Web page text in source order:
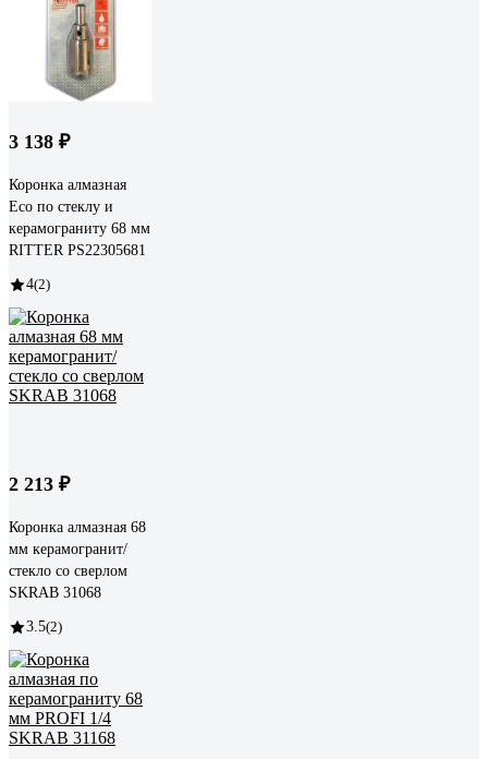
3 138 ₽
Коронка алмазная
Eco по стеклу и
керамограниту 68 мм
RITTER PS22305681
4(2)
2 213 ₽
Коронка алмазная 68
мм керамогранит/
стекло со сверлом
SKRAB 31068
3.5(2)